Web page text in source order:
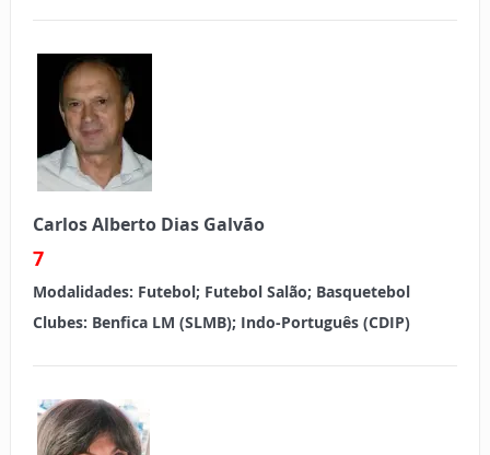
Carlos Alberto Dias Galvão
7
Modalidades: Futebol; Futebol Salão; Basquetebol
Clubes: Benfica LM (SLMB); Indo-Português (CDIP)